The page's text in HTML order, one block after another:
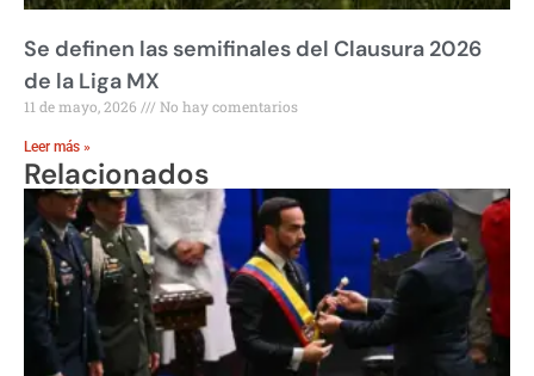
Se definen las semifinales del Clausura 2026
de la Liga MX
11 de mayo, 2026 No hay comentarios
Leer más »
Relacionados